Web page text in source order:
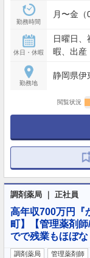
勤務時間
月〜金
休日・休暇
日曜日
暇、出産
勤務地
静岡県伊
閲覧状況
調剤薬局 ｜ 正社員
高年収700万円『
町】【管理薬剤
でで残業もほぼ
調剤薬局 管理薬剤師